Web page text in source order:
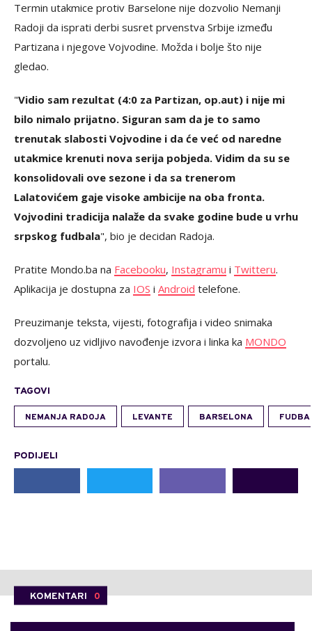
Termin utakmice protiv Barselone nije dozvolio Nemanji
Radoji da isprati derbi susret prvenstva Srbije između
Partizana i njegove Vojvodine. Možda i bolje što nije
gledao.
"Vidio sam rezultat (4:0 za Partizan, op.aut) i nije mi
bilo nimalo prijatno. Siguran sam da je to samo
trenutak slabosti Vojvodine i da će već od naredne
utakmice krenuti nova serija pobjeda. Vidim da su se
konsolidovali ove sezone i da sa trenerom
Lalatovićem gaje visoke ambicije na oba fronta.
Vojvodini tradicija nalaže da svake godine bude u vrhu
srpskog fudbala", bio je decidan Radoja.
Pratite Mondo.ba na Facebooku, Instagramu i Twitteru.
Aplikacija je dostupna za IOS i Android telefone.
Preuzimanje teksta, vijesti, fotografija i video snimaka
dozvoljeno uz vidljivo navođenje izvora i linka ka MONDO
portalu.
TAGOVI
NEMANJA RADOJA LEVANTE BARSELONA
PODIJELI
KOMENTARI 0